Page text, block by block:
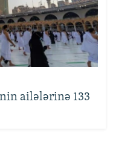
ailələrinə 133